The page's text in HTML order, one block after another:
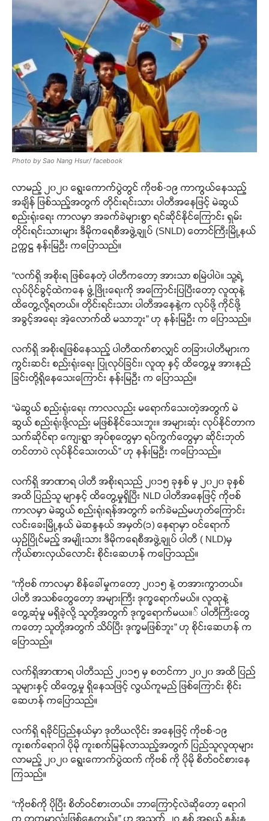
Photo by Sao Nang Hsur/ facebook
လာမည့် ၂၀၂၀ ရွေးကောက်ပွဲတွင် ကိုဗစ်-၁၉ ကာကွယ်နေသည့်
အချိန် ဖြစ်သည့်အတွက် တိုင်းရင်းသား ပါတီအနေဖြင့် မဲဆွယ်
စည်းရုံးရေး ကာလမှာ အခက်ခဲများစွာ ရင်ဆိုင်နိုင်ကြောင်း ရှမ်း
တိုင်းရင်းသားများ ဒီမိုကရေစီအဖွဲ့ချုပ် (SNLD) တောင်ကြီးမြို့နယ်
ဥက္ကဋ္ဌ နန်းမြဦး ကပြောသည်။
“လက်ရှိ အစိုးရ ဖြစ်နေတဲ့ ပါတီကတော့ အားသာ စမြဲပါပဲ။ သူ့ရဲ့
လုပ်ပိုင်ခွင့်ထဲကနေ ဖွံ့ဖြိုးရေးကို အကြောင်းပြပြီးတော့ လူထုနဲ့
ထိတွေ့လို့ရတယ်။ တိုင်းရင်းသား ပါတီအနေနဲ့က လုပ်ဖို့ ကိုင်ဖို့
အခွင့်အရေး အဲ့လောက်ထိ မသာဘူး” ဟု နန်းမြဦး က ပြောသည်။
လက်ရှိ အစိုးရဖြစ်နေသည့် ပါတီထက်စာလျှင် တခြားပါတီများက
ကွင်းဆင်း စည်းရုံးရေး ပြုလုပ်ခြင်း၊ လူထု နှင့် ထိတွေ့မှု အားနည်
ခြင်းတို့ရှိနေသေးကြောင်း နန်းမြဦး က ပြောသည်။
“မဲဆွယ် စည်းရုံးရေး ကာလလည်း မရောက်သေးတဲ့အတွက် မဲ
ဆွယ် စည်းရုံးဖို့လည်း မဖြစ်နိုင်သေးဘူး။ အများဆုံး လုပ်နိုင်တာက
သက်ဆိုင်ရာ ကျေးရွာ အုပ်စုတွေမှာ ရပ်ကွက်တွေမှာ ဆိုင်းဘုတ်
တင်တာပဲ လုပ်နိုင်သေးတယ်” ဟု နန်းမြဦး ကပြောသည်။
လက်ရှိ အာဏာရ ပါတီ အစိုးရသည် ၂၀၁၅ ခုနှစ် မှ ၂၀၂၀ ခုနှစ်
အထိ ပြည်သူ မျာနှင့် ထိတွေ့မှုရှိပြီး NLD ပါတီအနေဖြင့် ကိုဗစ်
ကာလမှာ မဲဆွယ် စည်းရုံးရန်အတွက် ခက်ခဲမည်မဟုတ်ကြောင်း
လင်းခေးမြို့နယ် မဲဆန္ဒနယ် အမှတ်(၁) နေရာမှာ ဝင်ရောက်
ယှဉ်ပြိုင်မည့် အမျိုးသား ဒီမိုကရေစီအဖွဲ့ချုပ် ပါတီ ( NLD)မှ
ကိုယ်စားလှယ်လောင်း စိုင်းဆေဟန် ကပြောသည်။
“ကိုဗစ် ကာလမှာ စိန်ခေါ်မှုကတော့ ၂၀၁၅ နဲ့ တအားကွာတယ်။
ပါတီ အသစ်တွေတော့ အများကြီး ဒုက္ခရောက်မယ်။ လူထုနဲ့
တွေ့ဆုံမှု မရှိခဲ့လို့ သူတို့အတွက် ဒုက္ခရောက်မယ။် ပါတီကြီးတွေ
ကတော့ သူတို့အတွက် သိပ်ပြီး ဒုက္ခမဖြစ်ဘူး” ဟု စိုင်းဆေဟန် က
ပြောသည်။
လက်ရှိအာဏာရ ပါတီသည် ၂၀၁၅ မှ စတင်ကာ ၂၀၂၀ အထိ ပြည်
သူများနှင့် ထိတွေ့မှု ရှိနေသဖြင့် လွယ်ကူမည် ဖြစ်ကြောင်း စိုင်း
ဆေဟန် ကပြောသည်။
လက်ရှိ ရခိုင်ပြည်နယ်မှာ ဒုတိယလိုင်း အနေဖြင့် ကိုဗစ်-၁၉
ကူးစက်ရောဂါ ပိုမို ကူးစက်မြန်လာသည့်အတွက် ပြည်သူလူထုများ
လာမည့် ၂၀၂၀ ရွေးကောက်ပွဲထက် ကိုဗစ် ကို ပိုမို စိတ်ဝင်စားနေ
ကြသည်။
“ကိုဗစ်ကို ပိုပြီး စိတ်ဝင်စားတယ်။ ဘာကြောင့်လဲဆိုတော့ ရောဂါ
က တကမ္ဘာ့လုံးဖြစ်နေတယ်။” ဟု အသက် ၂၇ နှစ် အရွယ် နန်းနု